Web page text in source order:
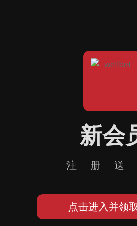
新会
注册
点击进入并领